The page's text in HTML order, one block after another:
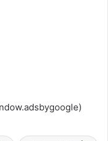
(adsbygoogle = window.adsbygoogle || []).push({});